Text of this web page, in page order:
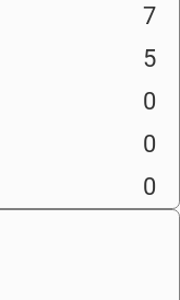
7
5
0
0
0